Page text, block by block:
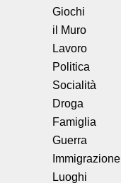
Giochi
il Muro
Lavoro
Politica
Socialità
Droga
Famiglia
Guerra
Immigrazione
Luoghi